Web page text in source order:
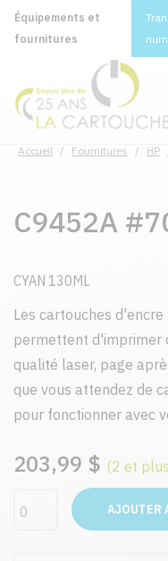
Équipements et
fournitures
Accueil / Fournitures / HP
C9452A
CYAN 130ML
Les cartouches
permettent d'imprimer
qualité laser, page
que vous attendez de
pour fonctionner avec
203,99 $ (2 et
AJOUTER